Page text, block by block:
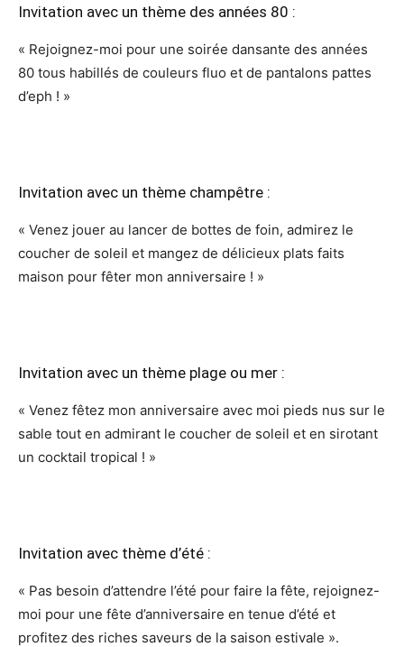
Invitation avec un thème des années 80 :
« Rejoignez-moi pour une soirée dansante des années
80 tous habillés de couleurs fluo et de pantalons pattes
d’eph ! »
Invitation avec un thème champêtre :
« Venez jouer au lancer de bottes de foin, admirez le
coucher de soleil et mangez de délicieux plats faits
maison pour fêter mon anniversaire ! »
Invitation avec un thème plage ou mer :
« Venez fêtez mon anniversaire avec moi pieds nus sur le
sable tout en admirant le coucher de soleil et en sirotant
un cocktail tropical ! »
Invitation avec thème d’été :
« Pas besoin d’attendre l’été pour faire la fête, rejoignez-
moi pour une fête d’anniversaire en tenue d’été et
profitez des riches saveurs de la saison estivale ».